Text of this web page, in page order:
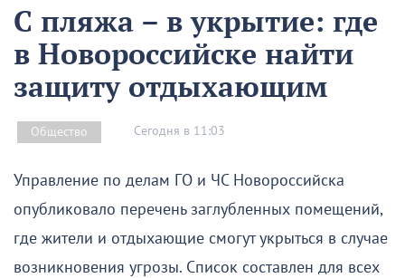
С пляжа – в укрытие: где
в Новороссийске найти
защиту отдыхающим
Общество Сегодня в 11:03
Управление по делам ГО и ЧС Новороссийска
опубликовало перечень заглубленных помещений,
где жители и отдыхающие смогут укрыться в случае
возникновения угрозы. Список составлен для всех